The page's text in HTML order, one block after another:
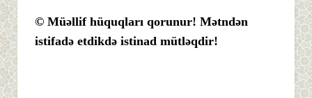
© Müəllif hüquqları qorunur! Mətndən
istifadə etdikdə istinad mütləqdir!